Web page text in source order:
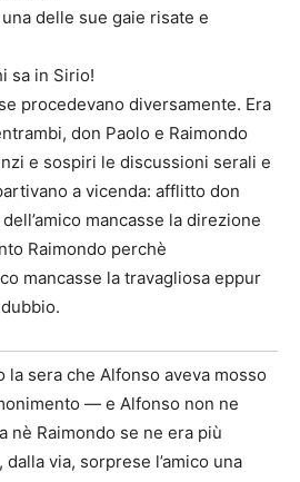
delle sue gaie risate e
sa in Sirio!
procedevano diversamente. Era
don Paolo e Raimondo
e sospiri le discussioni serali e
a vicenda: afflitto don
mancasse la direzione
Raimondo perchè
mancasse la travagliosa eppur
la sera che Alfonso aveva mosso
— e Alfonso non ne
nè Raimondo se ne era più
via, sorprese l’amico una